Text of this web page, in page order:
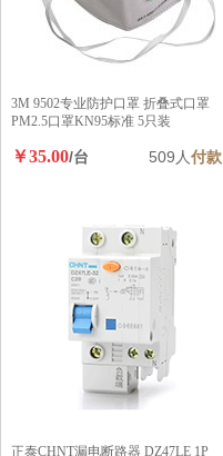
3M 9502专业防护口罩 折叠式口罩
PM2.5口罩KN95标准 5只装
￥35.00/台 509人付款
正泰CHNT漏电断路器 DZ47LE 1P